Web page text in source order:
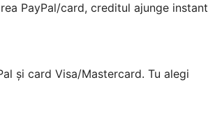
PayPal/card, creditul ajunge instant
și card Visa/Mastercard. Tu alegi